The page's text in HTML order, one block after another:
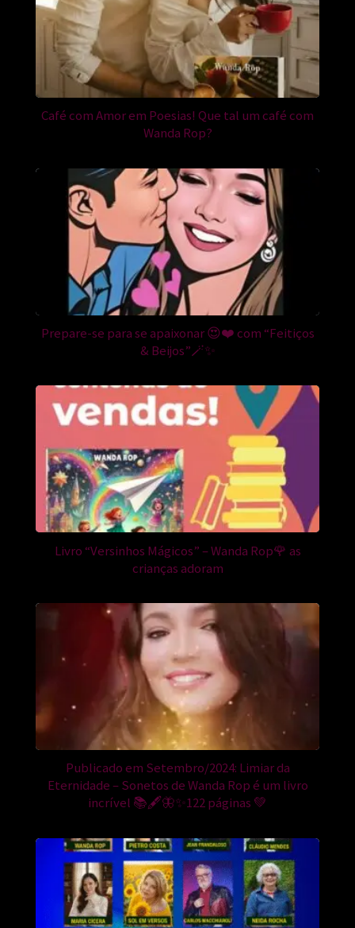
Café com Amor em Poesias! Que tal um café com
Wanda Rop?
Prepare-se para se apaixonar 😍❤️ com “Feitiços
& Beijos”🪄✨
Livro “Versinhos Mágicos” – Wanda Rop🌹 as
crianças adoram
Publicado em Setembro/2024: Limiar da
Eternidade – Sonetos de Wanda Rop é um livro
incrível 📚🖋️🦋✨122 páginas 💚